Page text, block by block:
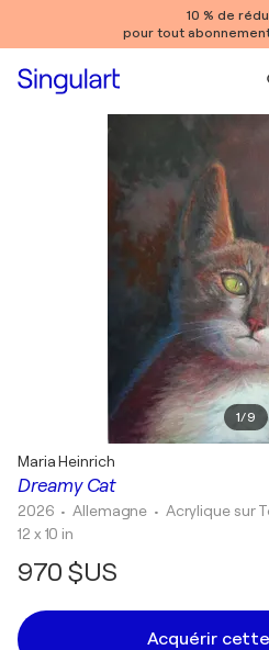
10 % de
pour tout
1/9
Dreamy Cat
Maria Heinrich
2026 • Allemagne • Acrylique sur
12 x 10 in
970 $US
Acquérir